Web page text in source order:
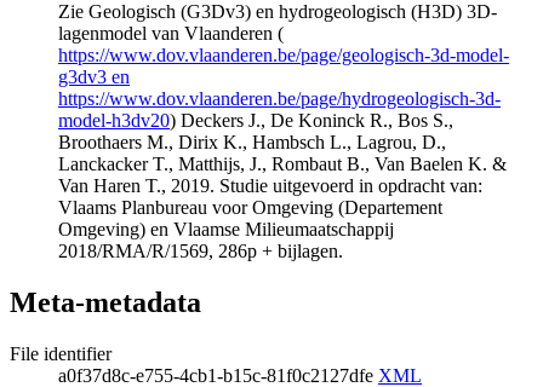
Zie Geologisch (G3Dv3) en hydrogeologisch (H3D) 3D-
lagenmodel van Vlaanderen (
https://www.dov.vlaanderen.be/page/geologisch-3d-model-
g3dv3 en
https://www.dov.vlaanderen.be/page/hydrogeologisch-3d-
model-h3dv20) Deckers J., De Koninck R., Bos S.,
Broothaers M., Dirix K., Hambsch L., Lagrou, D.,
Lanckacker T., Matthijs, J., Rombaut B., Van Baelen K. &
Van Haren T., 2019. Studie uitgevoerd in opdracht van:
Vlaams Planbureau voor Omgeving (Departement
Omgeving) en Vlaamse Milieumaatschappij
2018/RMA/R/1569, 286p + bijlagen.
Meta-metadata
File identifier
a0f37d8c-e755-4cb1-b15c-81f0c2127dfe XML